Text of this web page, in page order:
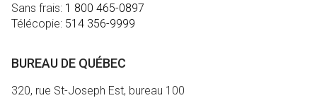
Sans frais: 1 800 465-0897
Télécopie: 514 356-9999
BUREAU DE QUÉBEC
320, rue St-Joseph Est, bureau 100